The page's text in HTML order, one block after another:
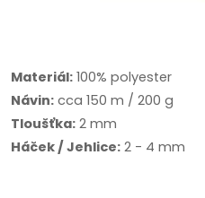
Materiál: 100% polyester
Návin: cca 150 m / 200 g
Tloušťka: 2 mm
Háček / Jehlice: 2 - 4 mm